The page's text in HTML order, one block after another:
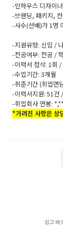
-인하우스 디자이
-브랜딩, 패키지,
-사수(선배)가 1명
-지원유형: 신입 /
-전공여부: 전공 /
-이력서 첨삭: 1회
-수업기간: 3개월
-취준기간 (취업면
-이력서지원: 51건
-취업회사 연봉:
*가려진 사항은 상
쉽고 빠